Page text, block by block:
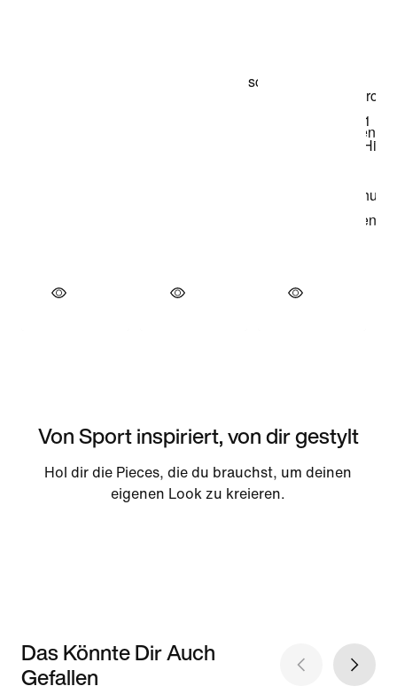
Von Sport inspiriert, von dir gestylt
Hol dir die Pieces, die du brauchst, um deinen
eigenen Look zu kreieren.
Das Könnte Dir Auch
Gefallen